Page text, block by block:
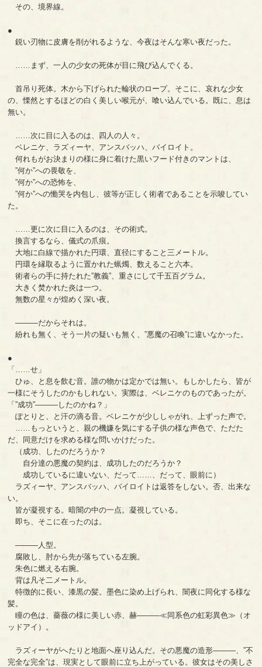
その、境界線。
●
鋭い刃物に皮膚を削がれるような、今夜はそんな寒い夜だった。
……まず、一人の少女の死体が目に飛び込んでくる。
首吊り死体。木から下げられた輪状のロープ。そこに、哀れな少女
の、慄然とするほどの白く美しい喉元が、喰い込んでいる。既に、息は
無い。
……次に目に入るのは、四人の人々。
ベレニケ、ラズィーヤ、アンスバッハ、バイロイト。
何れもがお決まりの様に身に着けた黒いフード付きのマントは、
”何か”への畏敬を、
”何か”への恐怖を、
”何か”への慟哭を内包し、彼等が正しく術者であることを示唆してい
た。
……更に次に目に入るのは、その術式。
換言するなら、儀式の爪痕。
大地に白線で描かれた円環、直径にすること三メートル。
円環を縁取るように置かれた蝋燭、数えること六本。
術者らの手に持たれた”教義”、重さにして千五百グラム。
大きく焚かれた炎は一つ。
無数の星々が煌めく深い夜。
―――だからそれは。
紛れも無く、そう一片の疑いも無く、”悪魔の召喚”に違いなかった。
●
「……せ」
ひゅ、と息を飲む音。誰の物かは定かでは無い。もしかしたら、皆が
一様にそうしたのかもしれない。実際は、ベレニケのものであったが。
「”成功”―――したのかね？」
ぽとりと、と汗の滴る音。ベレニケが少ししゃがれ、上ずった声で。
……もっというと、親の機嫌を気にする子供の様な声色で、ただた
だ、同意だけを求める様な問いかけだった。
（成功、したのだろうか？
自分達の悪魔の契約は、成功したのだろうか？
成功しているに違いない、だって……、だって、眼前に）
ラズィーヤ、アンスバッハ、バイロイトは返答をしない。否、出来な
い。
皆が凝視する。暗闇の中の一点。凝視している。
即ち、そこに在ったのは。
―――人型。
腐敗し、肘から先が落ちている左腕。
朱色に燃える右腕。
背は凡そ二メートル。
特徴的に長い、漆黒の髪。墨色に染め上げられ、闇夜に同化する様な
髪。
瞳の色は、薔薇の様に美しい赤、赫―――≪同系色の虹彩異色≫（オ
ッドアイ）。
ラズィーヤがへたりと地面へ座り込んだ。その悪魔の造形―――、”不
完全な完全”は、現実として眼前に立ち上がっている。彼女はその美しさ